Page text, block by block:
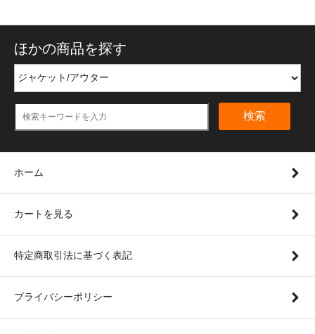
ほかの商品を探す
検索
ホーム
カートを見る
特定商取引法に基づく表記
プライバシーポリシー